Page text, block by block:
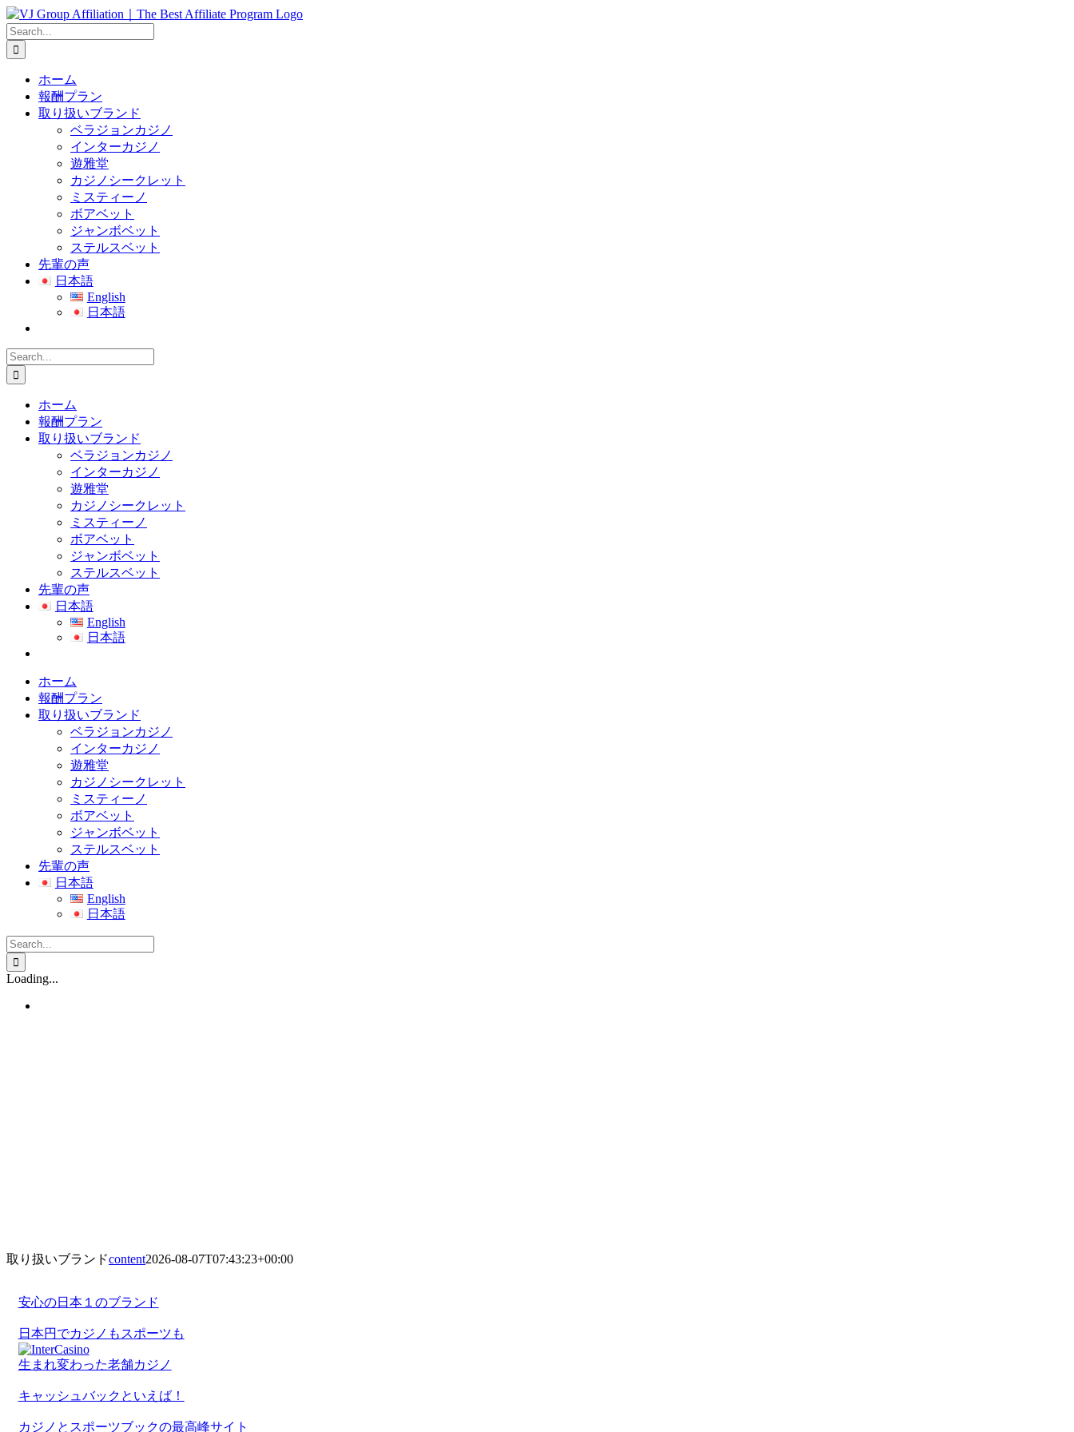
Skip
to
content
Search
for:
ホーム
報酬プラン
取り扱いブランド
ベラジョンカジノ
インターカジノ
遊雅堂
カジノシークレット
ミスティーノ
ボアベット
ジャンボベット
ステルスベット
先輩の声
日本語
English
日本語
Search
for:
ホーム
報酬プラン
取り扱いブランド
ベラジョンカジノ
インターカジノ
遊雅堂
カジノシークレット
ミスティーノ
ボアベット
ジャンボベット
ステルスベット
先輩の声
日本語
English
日本語
ホーム
報酬プラン
取り扱いブランド
ベラジョンカジノ
インターカジノ
遊雅堂
カジノシークレット
ミスティーノ
ボアベット
ジャンボベット
ステルスベット
先輩の声
日本語
English
日本語
Search
for:
Loading...
取り扱いブランドcontent2026-08-07T07:43:23+00:00
安心の日本１のブランド
日本円でカジノもスポーツも
生まれ変わった老舗カジノ
キャッシュバックといえば！
カジノとスポーツブックの最高峰サイト